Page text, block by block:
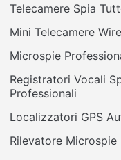
Telecamere Spia
Mini Telecamere
Microspie
Registratori Vocali
Professionali
Localizzatori GPS
Rilevatore Microspie